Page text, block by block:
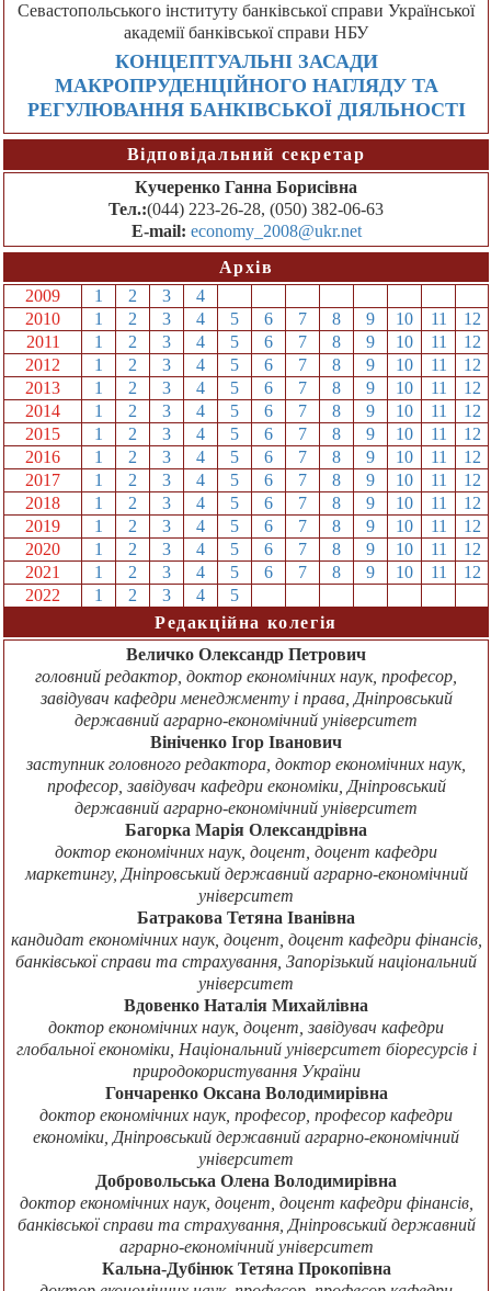
Севастопольського інституту банківської справи Української
академії банківської справи НБУ
КОНЦЕПТУАЛЬНІ ЗАСАДИ
МАКРОПРУДЕНЦІЙНОГО НАГЛЯДУ ТА
РЕГУЛЮВАННЯ БАНКІВСЬКОЇ ДІЯЛЬНОСТІ
Відповідальний секретар
Кучеренко Ганна Борисівна
Тел.:(044) 223-26-28, (050) 382-06-63
E-mail: economy_2008@ukr.net
Архів
2009
1 2 3 4
2010
1 2 3 4 5 6 7 8 9 10 11
12
2011
1 2 3 4 5 6 7 8 9 10 11
12
2012
1 2 3 4 5 6 7 8 9 10 11
12
2013
1 2 3 4 5 6 7 8 9 10 11
12
2014
1 2 3 4 5 6 7 8 9 10 11
12
2015
1 2 3 4 5 6 7 8 9 10 11
12
2016
1 2 3 4 5 6 7 8 9 10 11
12
2017
1 2 3 4 5 6 7 8 9 10 11
12
2018
1 2 3 4 5 6 7 8 9 10 11
12
2019
1 2 3 4 5 6 7 8 9 10 11
12
2020
1 2 3 4 5 6 7 8 9 10 11
12
2021
1 2 3 4 5 6 7 8 9 10 11
12
2022
1 2 3 4 5
Редакційна колегія
Величко Олександр Петрович
головний редактор, доктор економічних наук, професор,
завідувач кафедри менеджменту і права, Дніпровський
державний аграрно-економічний університет
Вініченко Ігор Іванович
заступник головного редактора, доктор економічних наук,
професор, завідувач кафедри економіки, Дніпровський
державний аграрно-економічний університет
Багорка Марія Олександрівна
доктор економічних наук, доцент, доцент кафедри
маркетингу, Дніпровський державний аграрно-економічний
університет
Батракова Тетяна Іванівна
кандидат економічних наук, доцент, доцент кафедри фінансів,
банківської справи та страхування, Запорізький національний
університет
Вдовенко Наталія Михайлівна
доктор економічних наук, доцент, завідувач кафедри
глобальної економіки, Національний університет біоресурсів і
природокористування України
Гончаренко Оксана Володимирівна
доктор економічних наук, професор, професор кафедри
економіки, Дніпровський державний аграрно-економічний
університет
Добровольська Олена Володимирівна
доктор економічних наук, доцент, доцент кафедри фінансів,
банківської справи та страхування, Дніпровський державний
аграрно-економічний університет
Кальна-Дубінюк Тетяна Прокопівна